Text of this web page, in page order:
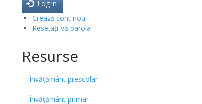
Log in
Crează cont nou
Resetați-vă parola
Resurse
Învățământ preșcolar
Învățământ primar